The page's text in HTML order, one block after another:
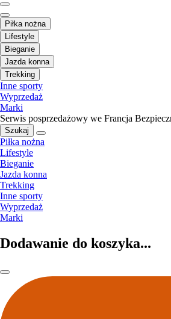
Piłka nożna
Lifestyle
Bieganie
Jazda konna
Trekking
Inne sporty
Wyprzedaż
Marki
Serwis posprzedażowy we Francja
Szukaj
Piłka nożna
Lifestyle
Bieganie
Jazda konna
Trekking
Inne sporty
Wyprzedaż
Marki
Dodawanie do koszyka...